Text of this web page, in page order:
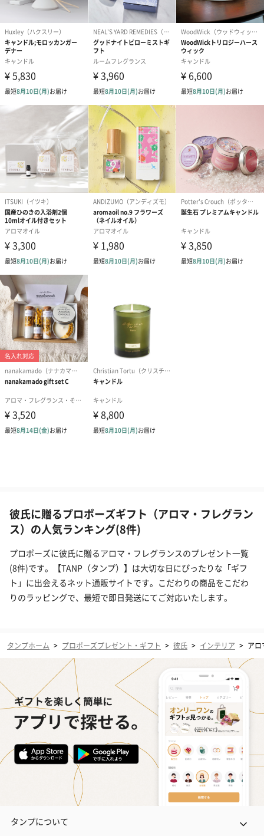
彼氏に贈るプロポーズギフト（アロマ・フレグラン
ス）の人気ランキング(8件)
プロポーズに彼氏に贈るアロマ・フレグランスのプレゼント一覧
(8件)です。【TANP（タンプ）】は大切な日にぴったりな「ギフ
ト」に出会えるネット通販サイトです。こだわりの商品をこだわ
りのラッピングで、最短で即日発送にてご対応いたします。
タンプホーム > プロポーズプレゼント・ギフト > 彼氏 > インテリア > アロ
タンプについて